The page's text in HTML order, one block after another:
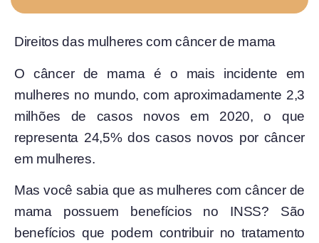
Direitos das mulheres com câncer de mama
O câncer de mama é o mais incidente em
mulheres no mundo, com aproximadamente 2,3
milhões de casos novos em 2020, o que
representa 24,5% dos casos novos por câncer
em mulheres.
Mas você sabia que as mulheres com câncer de
mama possuem benefícios no INSS? São
benefícios que podem contribuir no tratamento